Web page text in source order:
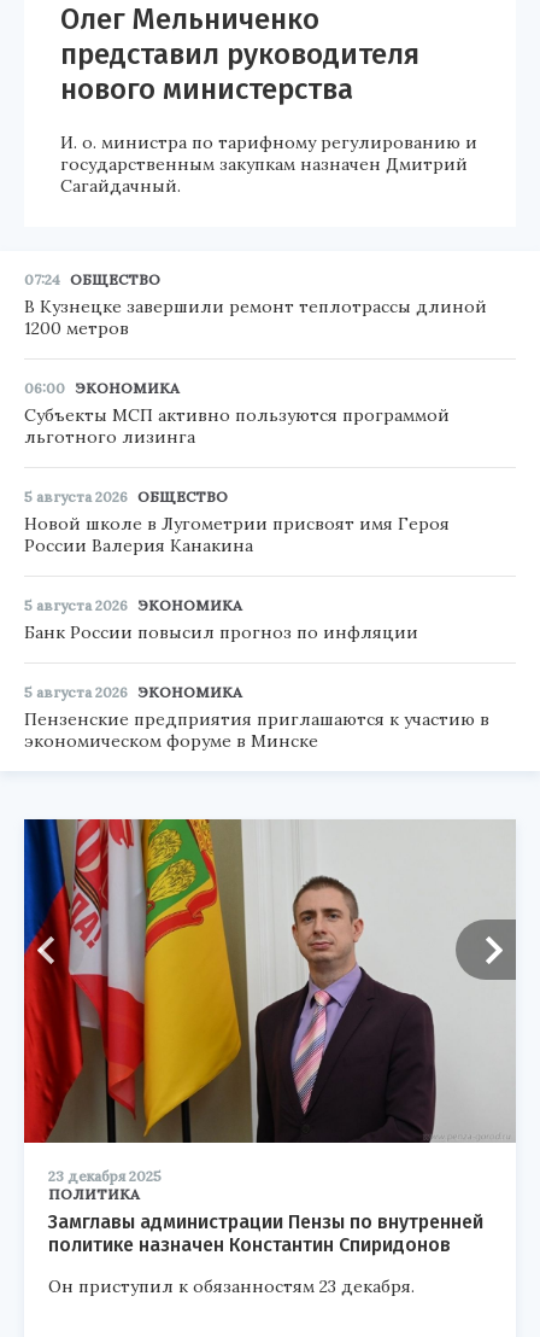
Олег Мельниченко
представил руководителя
нового министерства
И. о. министра по тарифному регулированию и
государственным закупкам назначен Дмитрий
Сагайдачный.
07:24 ОБЩЕСТВО
В Кузнецке завершили ремонт теплотрассы длиной
1200 метров
06:00 ЭКОНОМИКА
Субъекты МСП активно пользуются программой
льготного лизинга
5 августа 2026 ОБЩЕСТВО
Новой школе в Лугометрии присвоят имя Героя
России Валерия Канакина
5 августа 2026 ЭКОНОМИКА
Банк России повысил прогноз по инфляции
5 августа 2026 ЭКОНОМИКА
Пензенские предприятия приглашаются к участию в
экономическом форуме в Минске
23 декабря 2025
ПОЛИТИКА
Замглавы администрации Пензы по внутренней
политике назначен Константин Спиридонов
Он приступил к обязанностям 23 декабря.